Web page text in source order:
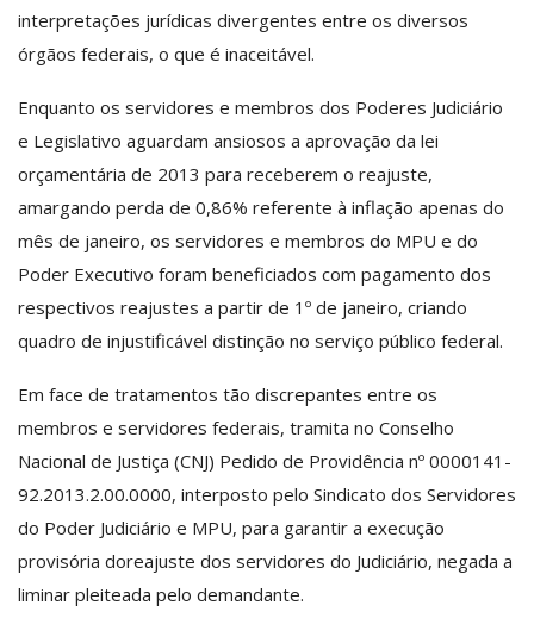
interpretações jurídicas divergentes entre os diversos
órgãos federais, o que é inaceitável.
Enquanto os servidores e membros dos Poderes Judiciário
e Legislativo aguardam ansiosos a aprovação da lei
orçamentária de 2013 para receberem o reajuste,
amargando perda de 0,86% referente à inflação apenas do
mês de janeiro, os servidores e membros do MPU e do
Poder Executivo foram beneficiados com pagamento dos
respectivos reajustes a partir de 1º de janeiro, criando
quadro de injustificável distinção no serviço público federal.
Em face de tratamentos tão discrepantes entre os
membros e servidores federais, tramita no Conselho
Nacional de Justiça (CNJ) Pedido de Providência nº 0000141-
92.2013.2.00.0000, interposto pelo Sindicato dos Servidores
do Poder Judiciário e MPU, para garantir a execução
provisória doreajuste dos servidores do Judiciário, negada a
liminar pleiteada pelo demandante.